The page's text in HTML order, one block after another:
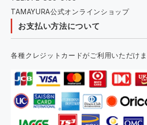
TAMAYURA公式オンラインショップ
お支払い方法について
各種クレジットカードがご利用いただけま